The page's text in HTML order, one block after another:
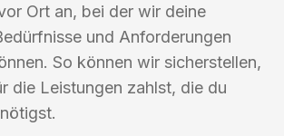
Ort an, bei der wir deine
und Anforderungen
So können wir sicherstellen,
die Leistungen zahlst, die du